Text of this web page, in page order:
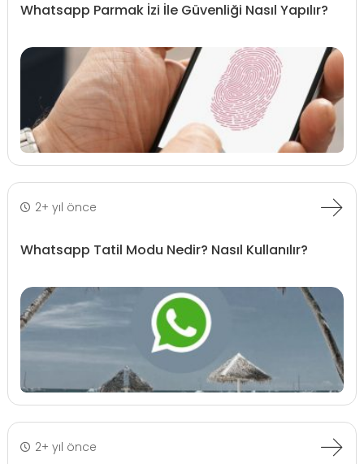
Whatsapp Parmak İzi İle Güvenliği Nasıl Yapılır?
2+ yıl önce
Whatsapp Tatil Modu Nedir? Nasıl Kullanılır?
2+ yıl önce